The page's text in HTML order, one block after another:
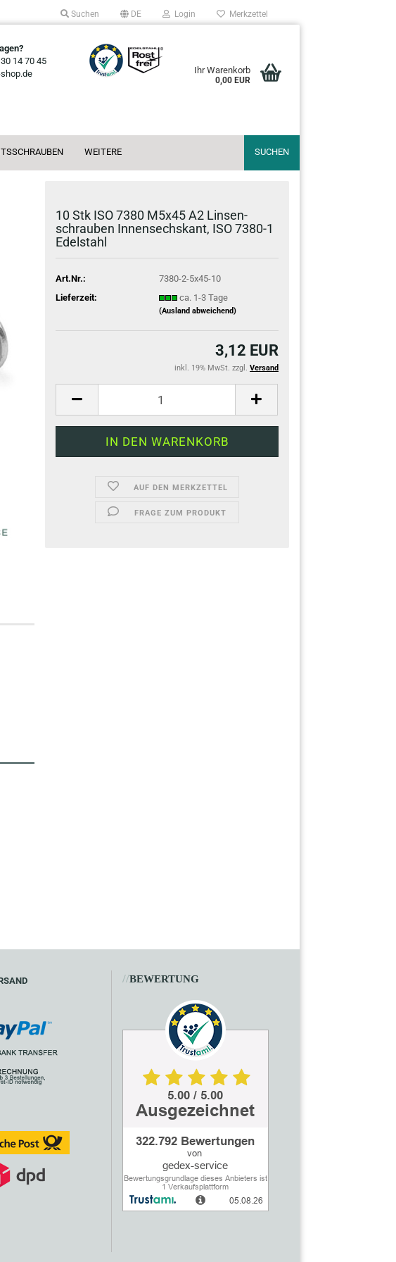
Suchen DE Login Merkzettel
14 70 45
Ihr Warenkorb
0,00 EUR
SUCHEN
WEITERE
10 Stk ISO 7380 M5x45 A2 Lin­sen­
schrau­ben In­nen­sechs­kant, ISO 7380-​1
Edel­stahl
Art.Nr.:
7380-2-5x45-10
Lieferzeit:
ca. 1-3 Tage
(Ausland abweichend)
3,12 EUR
inkl. 19% MwSt. zzgl. Versand
AUF DEN MERKZETTEL
FRAGE ZUM PRODUKT
//BEWERTUNG